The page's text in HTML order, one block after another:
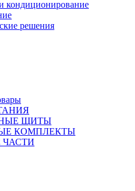
кондиционирование
решения
ЩИТЫ
КОМПЛЕКТЫ